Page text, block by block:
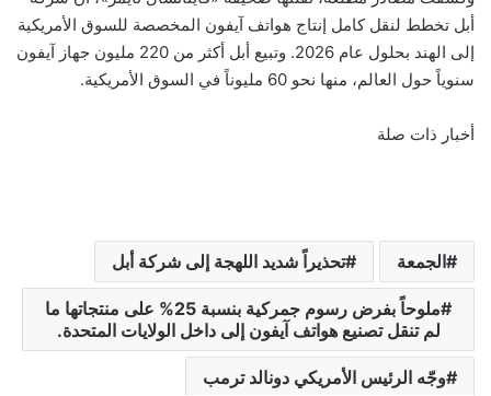
أبل تخطط لنقل كامل إنتاج هواتف آيفون المخصصة للسوق الأمريكية
إلى الهند بحلول عام 2026. وتبيع أبل أكثر من 220 مليون جهاز آيفون
سنوياً حول العالم، منها نحو 60 مليوناً في السوق الأمريكية.
أخبار ذات صلة
الجمعة تحذيراً شديد اللهجة إلى شركة أبل
ملوحاً بفرض رسوم جمركية بنسبة 25% على منتجاتها ما
لم تنقل تصنيع هواتف آيفون إلى داخل الولايات المتحدة.
وجّه الرئيس الأمريكي دونالد ترمب